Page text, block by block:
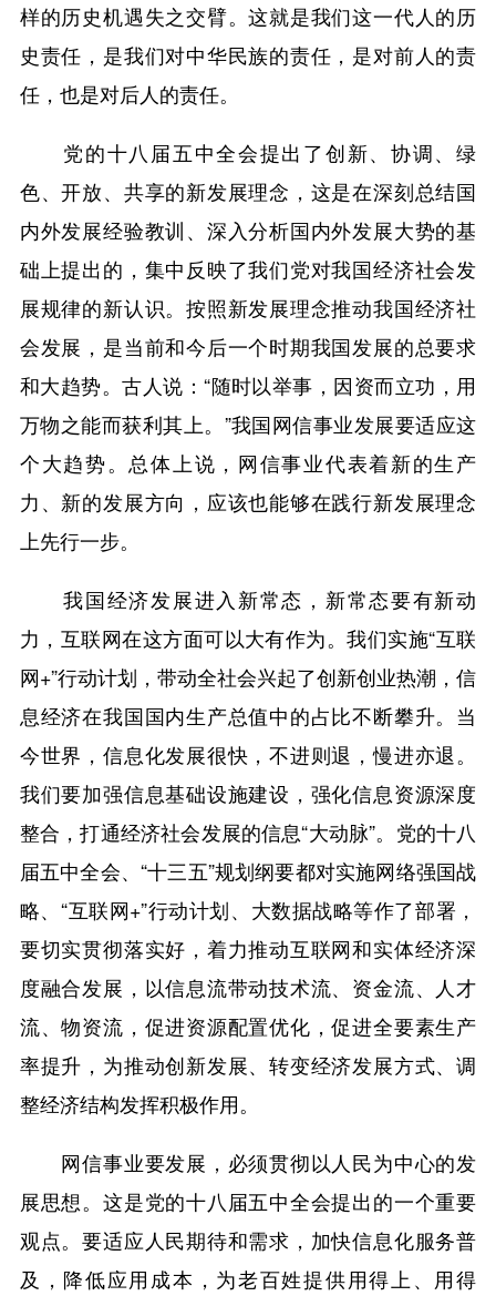
样的历史机遇失之交臂。这就是我们这一代人的历
史责任，是我们对中华民族的责任，是对前人的责
任，也是对后人的责任。
党的十八届五中全会提出了创新、协调、绿
色、开放、共享的新发展理念，这是在深刻总结国
内外发展经验教训、深入分析国内外发展大势的基
础上提出的，集中反映了我们党对我国经济社会发
展规律的新认识。按照新发展理念推动我国经济社
会发展，是当前和今后一个时期我国发展的总要求
和大趋势。古人说：“随时以举事，因资而立功，用
万物之能而获利其上。”我国网信事业发展要适应这
个大趋势。总体上说，网信事业代表着新的生产
力、新的发展方向，应该也能够在践行新发展理念
上先行一步。
我国经济发展进入新常态，新常态要有新动
力，互联网在这方面可以大有作为。我们实施“互联
网+”行动计划，带动全社会兴起了创新创业热潮，信
息经济在我国国内生产总值中的占比不断攀升。当
今世界，信息化发展很快，不进则退，慢进亦退。
我们要加强信息基础设施建设，强化信息资源深度
整合，打通经济社会发展的信息“大动脉”。党的十八
届五中全会、“十三五”规划纲要都对实施网络强国战
略、“互联网+”行动计划、大数据战略等作了部署，
要切实贯彻落实好，着力推动互联网和实体经济深
度融合发展，以信息流带动技术流、资金流、人才
流、物资流，促进资源配置优化，促进全要素生产
率提升，为推动创新发展、转变经济发展方式、调
整经济结构发挥积极作用。
网信事业要发展，必须贯彻以人民为中心的发
展思想。这是党的十八届五中全会提出的一个重要
观点。要适应人民期待和需求，加快信息化服务普
及，降低应用成本，为老百姓提供用得上、用得